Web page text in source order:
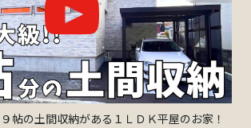
９帖の土間収納がある１ＬＤＫ平屋のお家！